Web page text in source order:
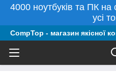
4000 ноутбуків та ПК
усі
CompTop - магазин якісної